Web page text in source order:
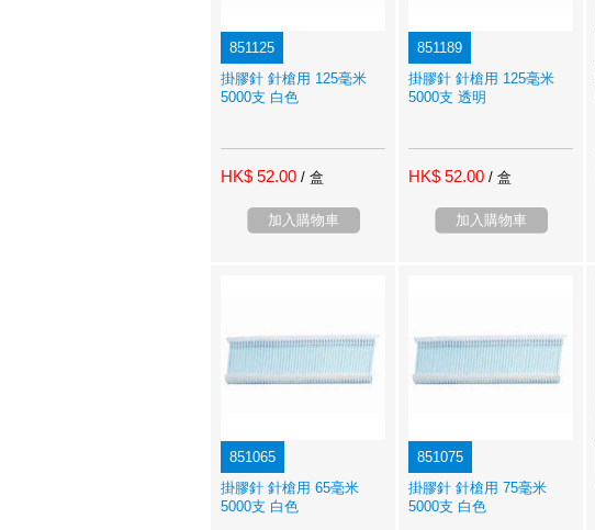
851125
掛膠針 針槍用 125毫米
5000支 白色
HK$ 52.00 / 盒
加入購物車
851189
掛膠針 針槍用 125毫米
5000支 透明
HK$ 52.00 / 盒
加入購物車
851065
掛膠針 針槍用 65毫米
5000支 白色
851075
掛膠針 針槍用 75毫米
5000支 白色